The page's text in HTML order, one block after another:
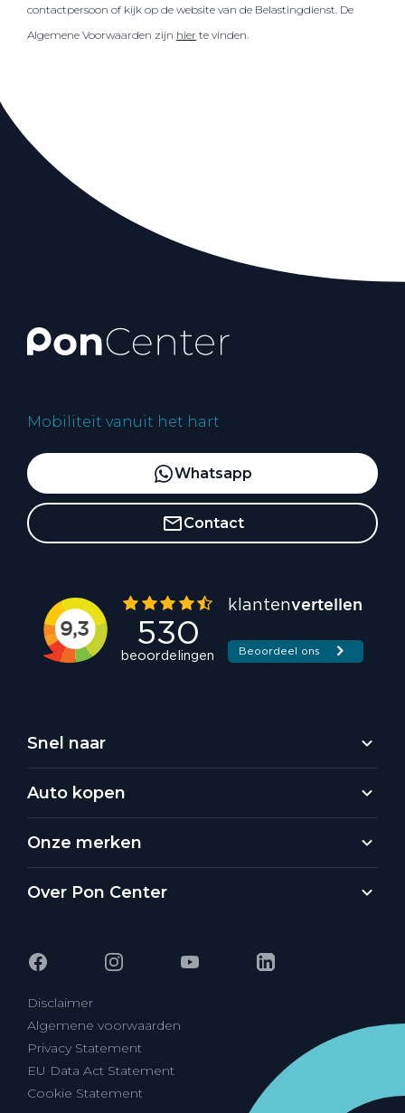
contactpersoon of kijk op de website van de Belastingdienst. De
Algemene Voorwaarden zijn hier te vinden.
Mobiliteit vanuit het hart
Whatsapp
Contact
Snel naar
Auto kopen
Onze merken
Over Pon Center
Disclaimer
Algemene voorwaarden
Privacy Statement
EU Data Act Statement
Cookie Statement